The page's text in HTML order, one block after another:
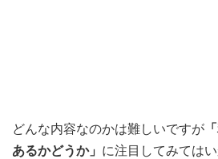
どんな内容なのかは難しいですが
あるかどうか」 に注目してみては